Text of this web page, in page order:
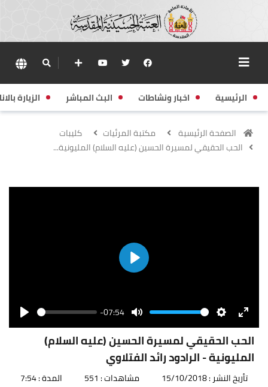
الرئيسية اخبار ونشاطات البث المباشر الزيارة
الصفحة الرئيسية مكتبة المرئيات
كليبات
الحب الحقيقي لمسيرة الحسين (عليه السلام) المليونية...
Play
Play
Seek -07:54
Mute
Volume
SettingsEnter
الحب الحقيقي لمسيرة الحسين (عليه السلام)
المليونية - الرادود رائد الفتلاوي
تأريخ النشر : 15/10/2018 مشاهدات : 551 المدة : 7:54